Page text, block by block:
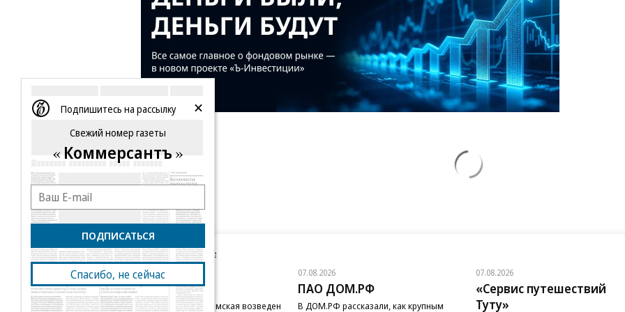
Новости компаний Все
07.08.2026
STONE
Бизнес-центр STONE Римская возведен
07.08.2026
ПАО ДОМ.РФ
В ДОМ.РФ рассказали, как крупным
07.08.2026
«Сервис путешествий
Туту»
Подпишитесь на рассылку
Свежий номер газеты
Коммерсантъ
ПОДПИСАТЬСЯ
Спасибо, не сейчас